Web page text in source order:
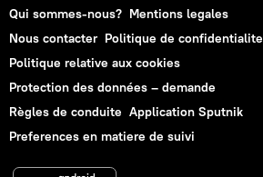
Qui sommes-nous? Mentions legales
Nous contacter Politique de confidentialite
Politique relative aux cookies
Protection des données – demande
Règles de conduite Application Sputnik
Preferences en matiere de suivi